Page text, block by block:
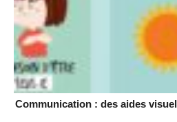
Communication : des aides